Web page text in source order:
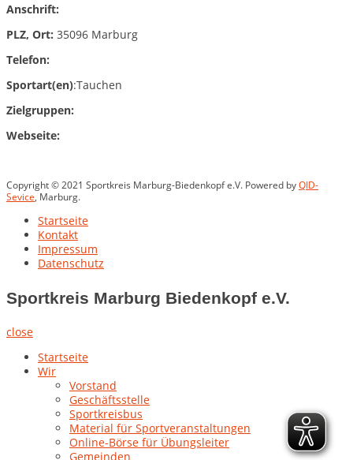
Anschrift:
PLZ, Ort: 35096 Marburg
Telefon:
Sportart(en):Tauchen
Zielgruppen:
Webseite:
Copyright © 2021 Sportkreis Marburg-Biedenkopf e.V. Powered byQID-
Sevice, Marburg.
Startseite
Kontakt
Impressum
Datenschutz
Sportkreis Marburg Biedenkopf e.V.
close
Startseite
Wir
Vorstand
Geschäftsstelle
Sportkreisbus
Material für Sportveranstaltungen
Online-Börse für Übungsleiter
Gemeinden